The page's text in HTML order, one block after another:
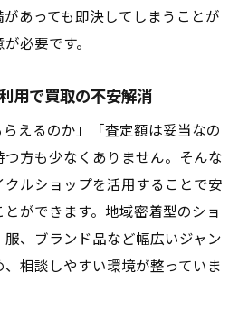
あっても即決してしまうことが
必要です。
用で買取の不安解消
らえるのか」「査定額は妥当なの
方も少なくありません。そんな
ルショップを活用することで安
ができます。地域密着型のショ
服、ブランド品など幅広いジャン
相談しやすい環境が整っていま